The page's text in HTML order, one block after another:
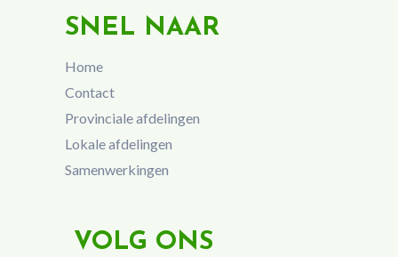
SNEL NAAR
Home
Contact
Provinciale afdelingen
Lokale afdelingen
Samenwerkingen
VOLG ONS